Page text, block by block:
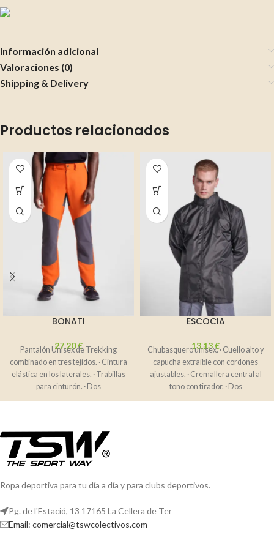
Información adicional
Valoraciones (0)
Shipping & Delivery
Productos relacionados
BONATI
27,20€
Pantalón Unisex de Trekking
combinado en tres tejidos. · Cintura
elástica en los laterales. · Trabillas
para cinturón. · Dos
ESCOCIA
13,13€
Chubasquero unisex. · Cuello alto y
capucha extraíble con cordones
ajustables. · Cremallera central al
tono con tirador. · Dos
Ropa deportiva para tu día a día y para clubs deportivos.
Pg. de l'Estació, 13 17165 La Cellera de Ter
Email: comercial@tswcolectivos.com